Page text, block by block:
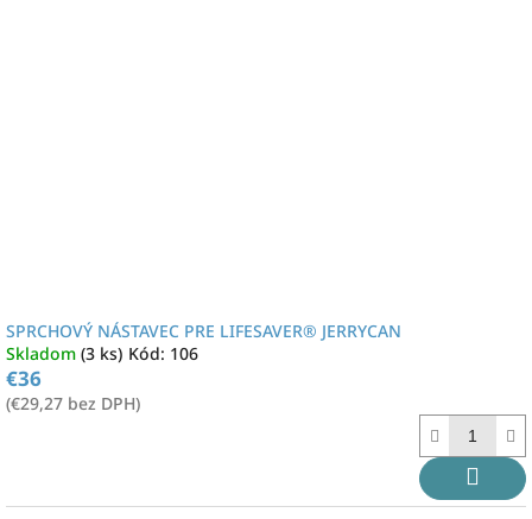
SPRCHOVÝ NÁSTAVEC PRE LIFESAVER® JERRYCAN
Skladom (3 ks) Kód: 106
€36
(€29,27 bez DPH)